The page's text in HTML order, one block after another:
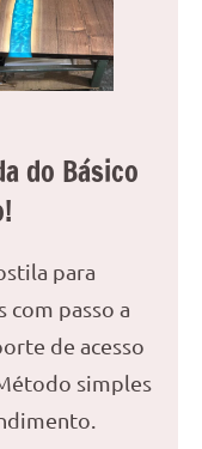
do Básico
para
com passo a
de acesso
simples